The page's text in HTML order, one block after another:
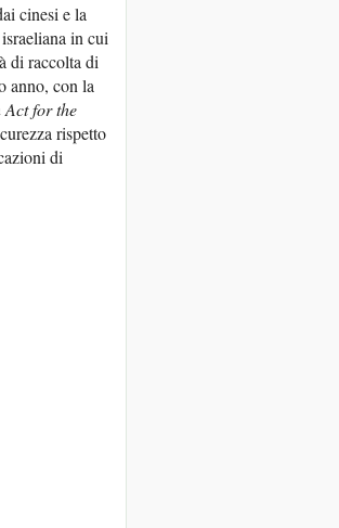
cinesi e la
israeliana in cui
di raccolta di
anno, con la
Act for the
rispetto
di